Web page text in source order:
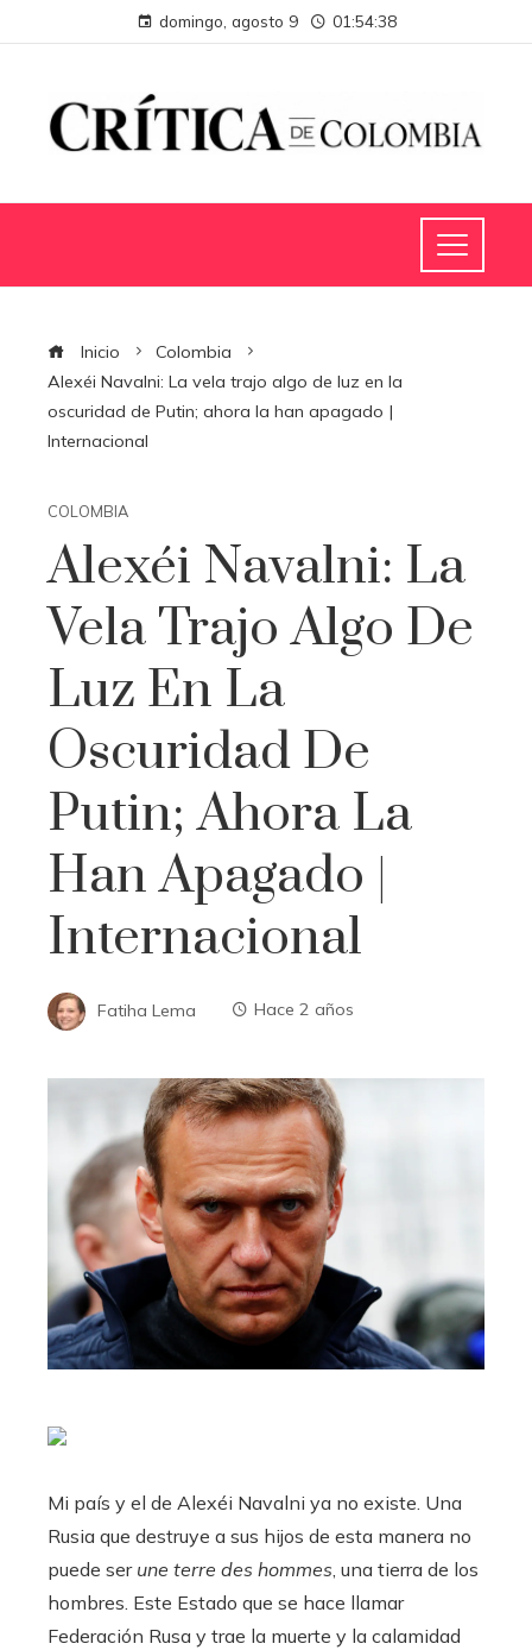
domingo, agosto 9 01:54:39
Inicio
Colombia
Alexéi Navalni: La vela trajo algo de luz en la
oscuridad de Putin; ahora la han apagado |
Internacional
COLOMBIA
Alexéi Navalni: La
Vela Trajo Algo De
Luz En La
Oscuridad De
Putin; Ahora La
Han Apagado |
Internacional
Fatiha Lema Hace 2 años
Mi país y el de Alexéi Navalni ya no existe. Una
Rusia que destruye a sus hijos de esta manera no
puede ser une terre des hommes, una tierra de los
hombres. Este Estado que se hace llamar
Federación Rusa y trae la muerte y la calamidad